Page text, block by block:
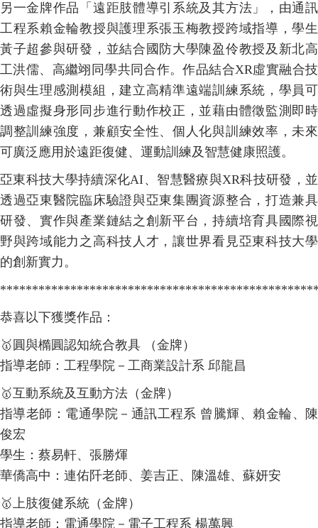
另一金牌作品「遠距肢體導引系統及其方法」，由通訊
工程系賴金輪教授與護理系張玉梅教授跨域指導，學生
黃子超參與研發，並結合國防大學陳盈伶教授及新北高
工洪儒、高繼翊同學共同合作。作品結合XR虛實融合技
術與生理感測模組，建立高精準遠端訓練系統，學員可
透過虛擬身形同步進行動作校正，並藉由體徵監測即時
調整訓練強度，兼顧安全性、個人化與訓練效率，未來
可廣泛應用於遠距復健、運動訓練及智慧健康照護。
亞東科技大學持續深化AI、智慧醫療與XR科技研發，並
透過亞東醫院臨床驗證與亞東集團資源整合，打造兼具
研發、實作與產業鏈結之創新平台，持續培育具國際視
野與跨域能力之高科技人才，讓世界看見亞東科技大學
的創新實力。
恭喜以下獲獎作品：
🥇 圓與橢圓認知統合教具 （金牌）
指導老師：工程學院－工商業設計系 邱龍昌
🥇互動系統及互動方法（金牌）
指導老師：電通學院－通訊工程系 曾騰輝、賴金輪、陳
俊宏
學生：蔡易軒、張勝煇
華僑高中：連佑阡老師、姜吉正、陳溫雄、蘇妍安
🥇上肢復健系統（金牌）
指導老師：電通學院－電子工程系 楊萬興